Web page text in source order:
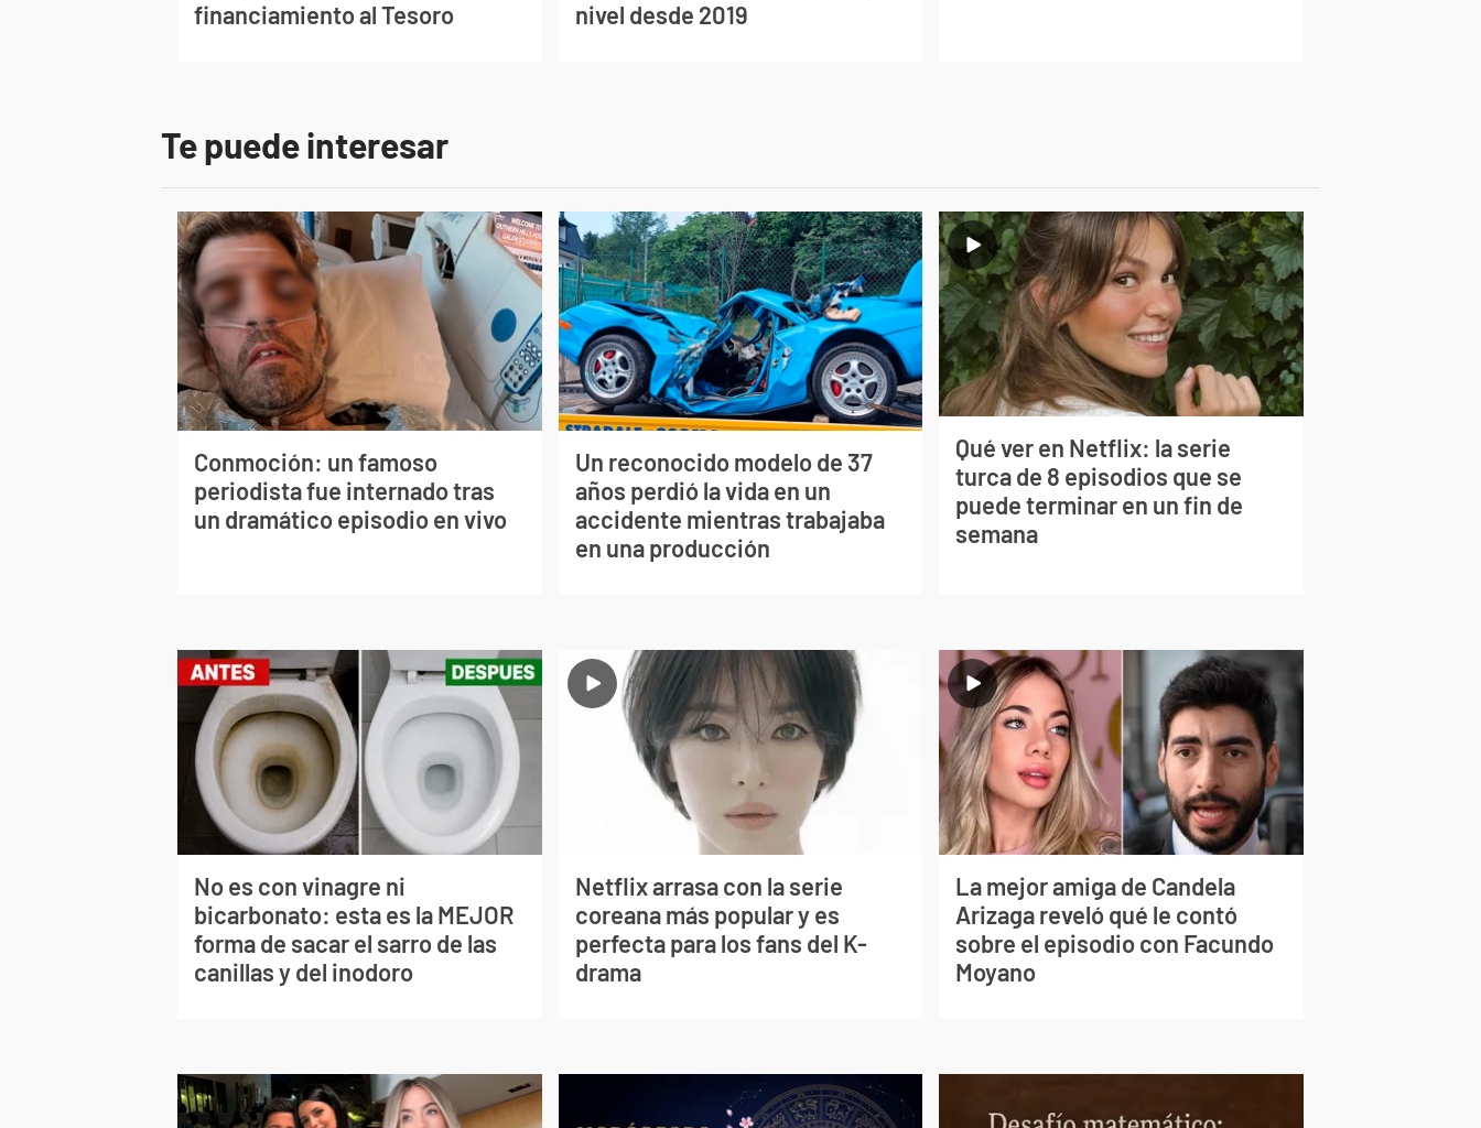
financiamiento al Tesoro
nivel desde 2019
Te puede interesar
Conmoción: un famoso
periodista fue internado tras
un dramático episodio en vivo
Un reconocido modelo de 37
años perdió la vida en un
accidente mientras trabajaba
en una producción
Qué ver en Netflix: la serie
turca de 8 episodios que se
puede terminar en un fin de
semana
No es con vinagre ni
bicarbonato: esta es la MEJOR
forma de sacar el sarro de las
canillas y del inodoro
Netflix arrasa con la serie
coreana más popular y es
perfecta para los fans del K-
drama
La mejor amiga de Candela
Arizaga reveló qué le contó
sobre el episodio con Facundo
Moyano